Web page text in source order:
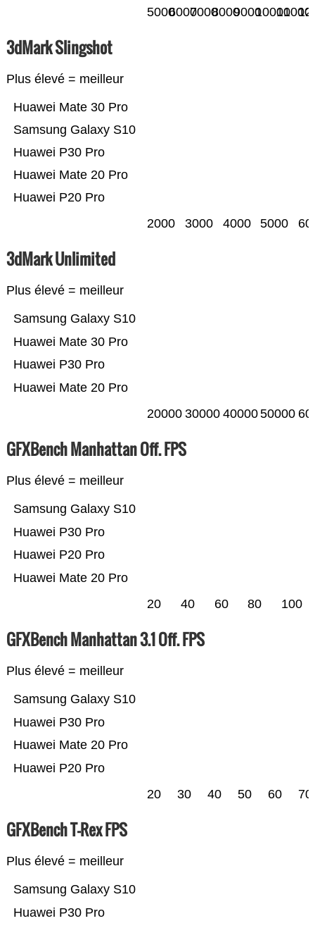
500060007000800090001000011000
3dMark Slingshot
Plus élevé = meilleur
Huawei P20 Pro
Huawei Mate 20 Pro
Huawei P30 Pro
Samsung Galaxy S10
Huawei Mate 30 Pro
2000 3000 4000 5000
3dMark Unlimited
Plus élevé = meilleur
Huawei Mate 20 Pro
Huawei P30 Pro
Huawei Mate 30 Pro
Samsung Galaxy S10
20000 30000 4000050000
GFXBench Manhattan Off. FPS
Plus élevé = meilleur
Huawei Mate 20 Pro
Huawei P20 Pro
Huawei P30 Pro
Samsung Galaxy S10
20 40 60 80 100
GFXBench Manhattan 3.1 Off. FPS
Plus élevé = meilleur
Huawei P20 Pro
Huawei Mate 20 Pro
Huawei P30 Pro
Samsung Galaxy S10
20 30 40 50 60 70
GFXBench T-Rex FPS
Plus élevé = meilleur
Huawei P30 Pro
Samsung Galaxy S10